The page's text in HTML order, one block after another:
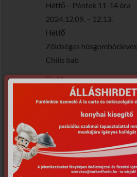
Hétfő – Péntek 11-14 óra
2024.12.09. – 12.13.
Hétfő
Zöldséges húsgombócleves
Chilis bab
Kedd
Zöldborsóleves
Csirkepaprikás galuskával
Szerda
Májgaluska leves
Krumplifőzelék fasírttal
Csütörtök